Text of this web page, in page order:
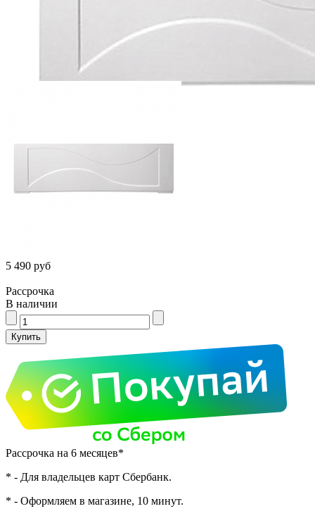
5 490 руб
Рассрочка
В наличии
Рассрочка на 6 месяцев*
* - Для владельцев карт Сбербанк.
* - Оформляем в магазине, 10 минут.